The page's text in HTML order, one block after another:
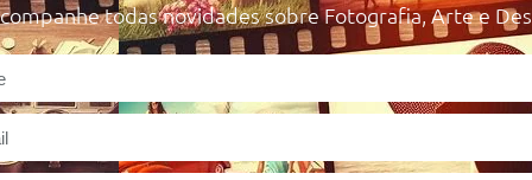
todas novidades sobre Fotografia, Arte e